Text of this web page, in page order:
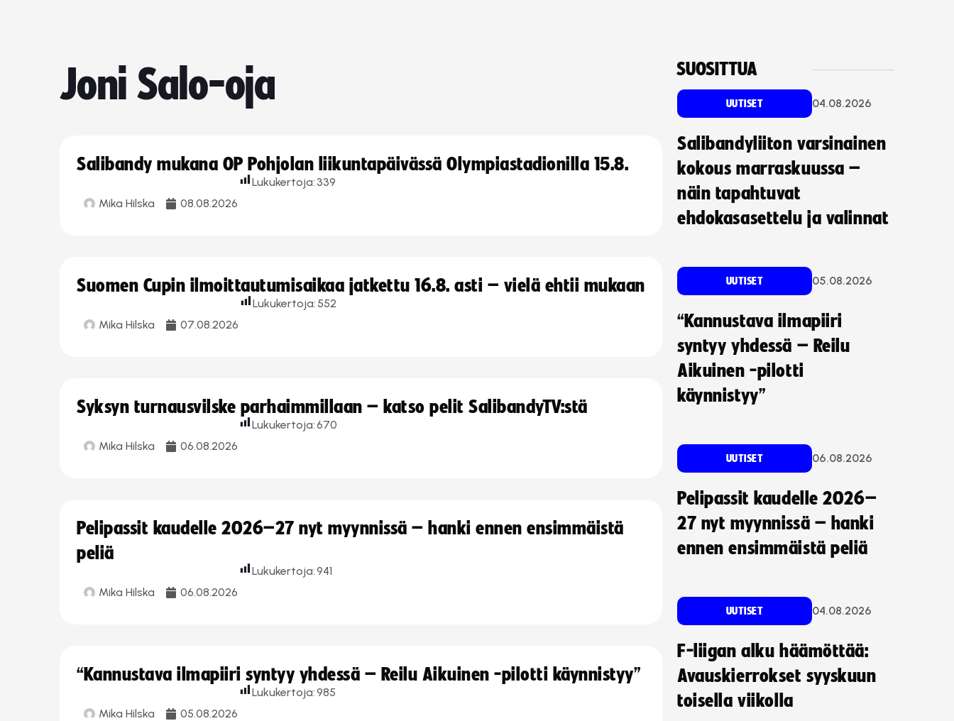
Joni Salo-oja
Salibandy mukana OP Pohjolan liikuntapäivässä Olympiastadionilla 15.8.
Mika Hilska 08.08.2026
Lukukertoja: 339
Suomen Cupin ilmoittautumisaikaa jatkettu 16.8. asti – vielä ehtii mukaan
Mika Hilska 07.08.2026
Lukukertoja: 552
Syksyn turnausvilske parhaimmillaan – katso pelit SalibandyTV:stä
Mika Hilska 06.08.2026
Lukukertoja:670
Pelipassit kaudelle 2026–27 nyt myynnissä – hanki ennen ensimmäistä
peliä
Mika Hilska 06.08.2026
Lukukertoja:941
“Kannustava ilmapiiri syntyy yhdessä – Reilu Aikuinen -pilotti käynnistyy”
Mika Hilska 05.08.2026
Lukukertoja:985
SUOSITTUA
UUTISET 04.08.2026
Salibandyliiton varsinainen
kokous marraskuussa –
näin tapahtuvat
ehdokasasettelu ja valinnat
UUTISET 05.08.2026
“Kannustava ilmapiiri
syntyy yhdessä – Reilu
Aikuinen -pilotti
käynnistyy”
UUTISET 06.08.2026
Pelipassit kaudelle 2026–
27 nyt myynnissä – hanki
ennen ensimmäistä peliä
UUTISET 04.08.2026
F-liigan alku häämöttää:
Avauskierrokset syyskuun
toisella viikolla